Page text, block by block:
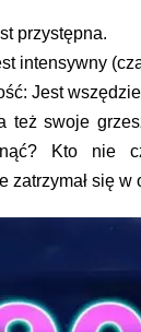
przystępna.
intensywny
Jest
też swoje
Kto nie
zatrzymał się w